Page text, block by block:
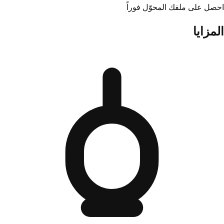
احصل على ملفك المحوّل فوراً
المزايا